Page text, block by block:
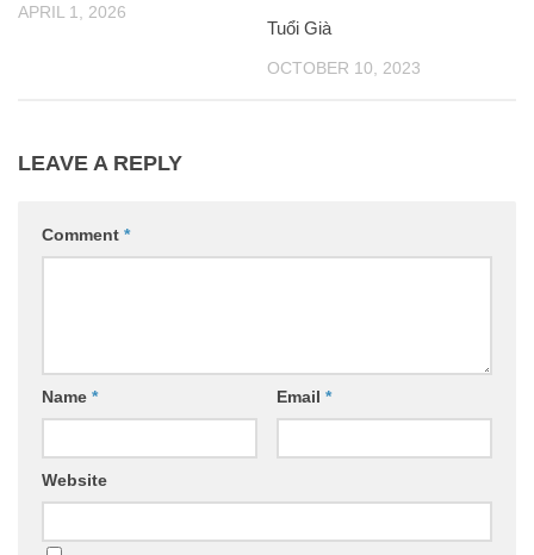
APRIL 1, 2026
Tuổi Già
OCTOBER 10, 2023
LEAVE A REPLY
Comment *
Name * Email *
Website